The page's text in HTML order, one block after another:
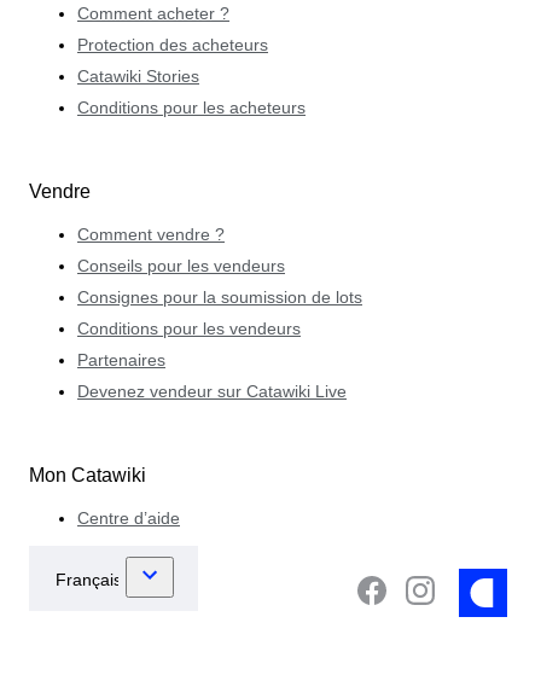
Comment acheter ?
Protection des acheteurs
Catawiki Stories
Conditions pour les acheteurs
Vendre
Comment vendre ?
Conseils pour les vendeurs
Consignes pour la soumission de lots
Conditions pour les vendeurs
Partenaires
Devenez vendeur sur Catawiki Live
Mon Catawiki
Centre d’aide